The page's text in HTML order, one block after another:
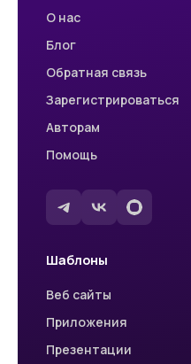
О нас
Блог
Обратная связь
Зарегистрироваться
Авторам
Помощь
Шаблоны
Веб сайты
Приложения
Презентации